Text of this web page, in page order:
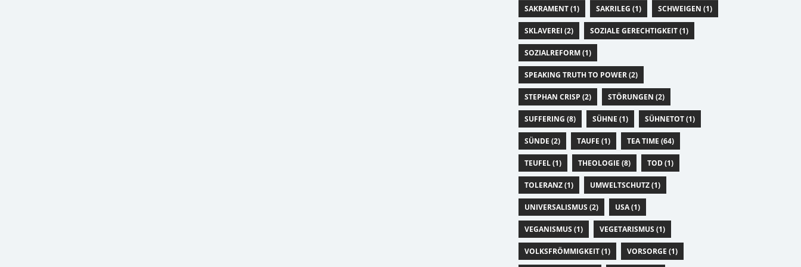
SAKRAMENT (1) SAKRILEG (1) SCHWEIGEN (1)
SKLAVEREI (2) SOZIALE GERECHTIGKEIT (1)
SOZIALREFORM (1)
SPEAKING TRUTH TO POWER (2)
STEPHAN CRISP (2) STÖRUNGEN (2)
SUFFERING (8) SÜHNE (1) SÜHNETOT (1)
SÜNDE (2) TAUFE (1) TEA TIME (64)
TEUFEL (1) THEOLOGIE (8) TOD (1)
TOLERANZ (1) UMWELTSCHUTZ (1)
UNIVERSALISMUS (2) USA (1)
VEGANISMUS (1) VEGETARISMUS (1)
VOLKSFRÖMMIGKEIT (1) VORSORGE (1)